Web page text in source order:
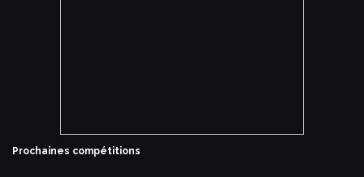
Prochaines compétitions